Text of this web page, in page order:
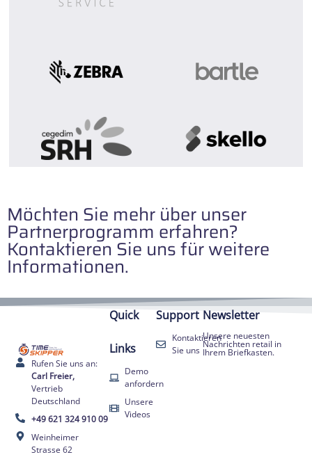
Möchten Sie mehr über unser
Partnerprogramm erfahren?
Kontaktieren Sie uns für weitere
Informationen.
Rufen Sie uns an:
Carl Freier,
Vertrieb
Deutschland
+49 621 324 910 09
Weinheimer
Strasse 62
Quick
Links
Demo
anfordern
Unsere
Videos
Support
Kontaktieren
Sie uns
Newsletter
Unsere neuesten
Nachrichten retail in
Ihrem Briefkasten.